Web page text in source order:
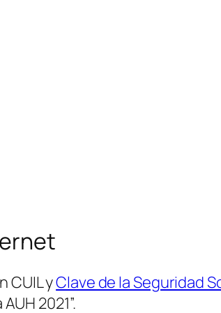
CUIL yClave de la Seguridad
2021”.